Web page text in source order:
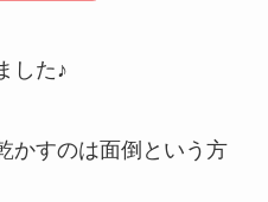
した♪
かすのは面倒という方